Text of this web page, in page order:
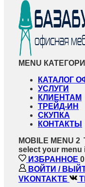
MENU
КАТАЛОГ
УСЛУГИ
КЛИЕНТАМ
ТРЕЙД-ИН
СКУПКА
КОНТАКТЫ
MOBILE MENU 2
select your menu
ИЗБРАННОЕ 0
ВОЙТИ /
VKONTAKTE